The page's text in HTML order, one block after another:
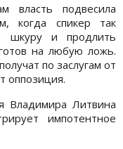
власть подвесила
когда спикер так
шкуру и продлить
на любую ложь.
по заслугам от
оппозиция.
Владимира Литвина
импотентное